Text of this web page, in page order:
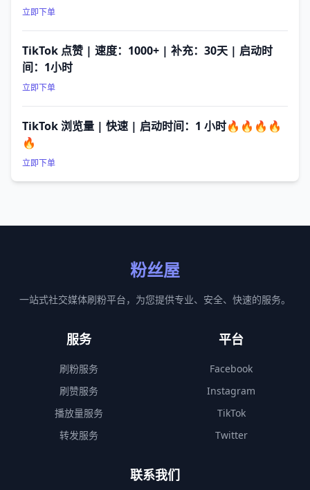
立即下单
TikTok 点赞 | 速度：1000+ | 补充：30天 | 启动时
间：1小时
立即下单
TikTok 浏览量 | 快速 | 启动时间：1 小时🔥🔥🔥🔥
🔥
立即下单
粉丝屋
一站式社交媒体刷粉平台，为您提供专业、安全、快速的服务。
服务
刷粉服务
刷赞服务
播放量服务
转发服务
平台
Facebook
Instagram
TikTok
Twitter
联系我们